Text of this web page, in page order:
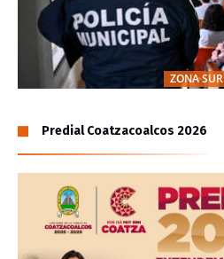
ZONA SUR
Predial Coatzacoalcos 2026